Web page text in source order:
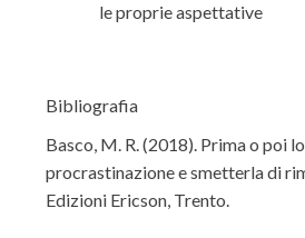
le proprie aspettative
Bibliografia
Basco, M. R. (2018). Prima o poi
procrastinazione e smetterla di
Edizioni Ericson, Trento.